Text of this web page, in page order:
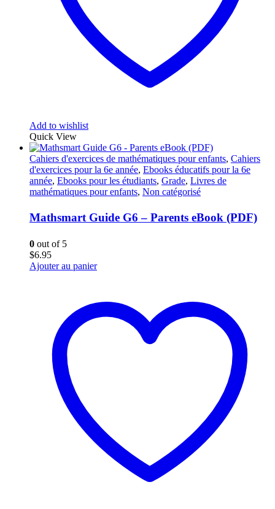
Add to wishlist
Quick View
Cahiers d'exercices de mathématiques pour enfants, Cahiers
d'exercices pour la 6e année, Ebooks éducatifs pour la 6e
année, Ebooks pour les étudiants, Grade, Livres de
mathématiques pour enfants, Non catégorisé
Mathsmart Guide G6 – Parents eBook (PDF)
0 out of 5
$6.95
Ajouter au panier